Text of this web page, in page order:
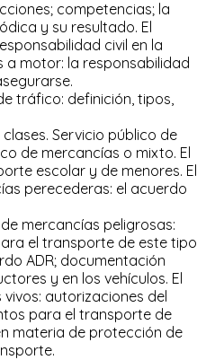
competencias; la
y su resultado. El
civil en la
a motor: la responsabilidad
tráfico: definición, tipos,
Servicio público de
de mercancías o mixto. El
escolar y de menores. El
perecederas: el acuerdo
mercancías peligrosas:
el transporte de este tipo
ADR; documentación
y en los vehículos. El
autorizaciones del
para el transporte de
materia de protección de